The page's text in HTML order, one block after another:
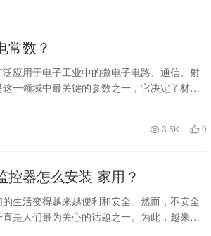
常数？
应用于电子工业中的微电子电路、通信、射
一领域中最关键的参数之一，它决定了材料
3.5K 0
控器怎么安装 家用？
生活变得越来越便利和安全。然而，不安全
是人们最为关心的话题之一。为此，越来越